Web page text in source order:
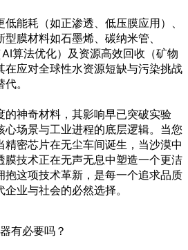
能耗（如正渗透、低压膜应用）、
膜材料如石墨烯、碳纳米管、
算法优化）及资源高效回收（矿物
在应对全球性水资源短缺与污染挑战
。
的神奇材料，其影响早已突破实验
心场景与工业进程的底层逻辑。当您
密芯片在无尘车间诞生，当沙漠中
技术正在无声无息中塑造一个更洁
抱这项技术革新，是每一个追求品质
业与社会的必然选择。
有必要吗？